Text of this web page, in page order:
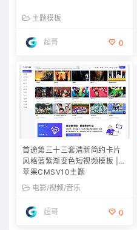
主题模板
超哥 0
首途第三十三套清新简约卡片
风格蓝紫渐变色短视频模板 |
苹果CMSV10主题
电影/视频/音乐
超哥 0